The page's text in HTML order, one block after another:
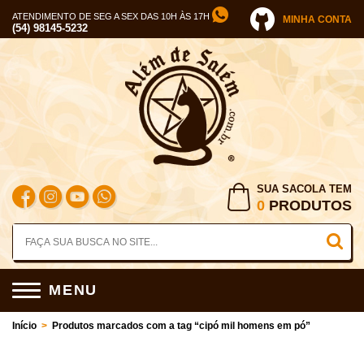
ATENDIMENTO DE SEG A SEX DAS 10H ÀS 17H
(54) 98145-5232
MINHA CONTA
SUA SACOLA TEM
0 PRODUTOS
MENU
Início > Produtos marcados com a tag “cipó mil homens em pó”